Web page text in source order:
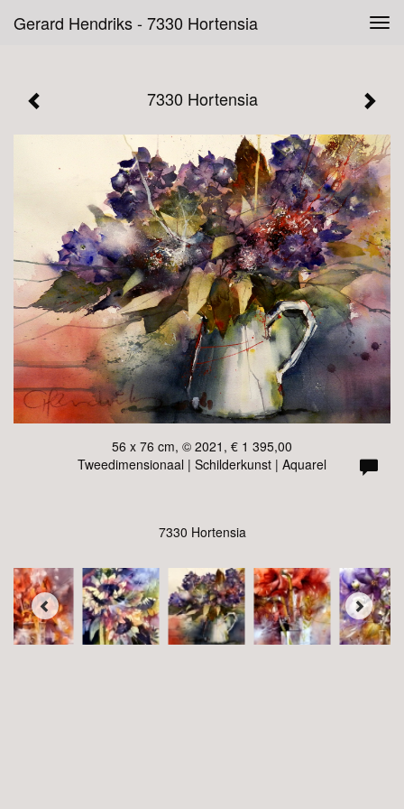
Gerard Hendriks - 7330 Hortensia
7330 Hortensia
56 x 76 cm, © 2021, € 1 395,00
Tweedimensionaal | Schilderkunst | Aquarel
7330 Hortensia